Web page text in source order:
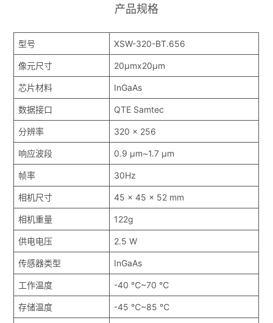
产品规格
型号 XSW-320-BT.656
像元尺寸 20μmx20μm
芯片材料 InGaAs
数据接口 QTE Samtec
分辨率 320 x 256
响应波段 0.9 μm~1.7 μm
帧率 30Hz
相机尺寸 45 x 45 x 52 mm
相机重量 122g
供电电压 2.5 W
传感器类型 InGaAs
工作温度 -40 ℃~70 ℃
存储温度 -45 ℃~85 ℃